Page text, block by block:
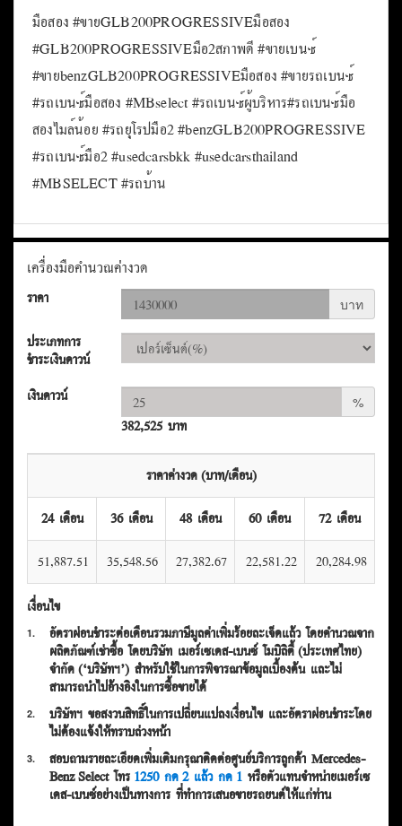
มือสอง #ขายGLB200PROGRESSIVEมือสอง
#GLB200PROGRESSIVEมือ2สภาพดี #ขายเบนซ์
#ขายbenzGLB200PROGRESSIVEมือสอง #ขายรถเบนซ์
#รถเบนซ์มือสอง #MBselect #รถเบนซ์ผู้บริหาร#รถเบนซ์มือ
สองไมล์น้อย #รถยุโรปมือ2 #benzGLB200PROGRESSIVE
#รถเบนซ์มือ2 #usedcarsbkk #usedcarsthailand
#MBSELECT #รถบ้าน
เครื่องมือคำนวณค่างวด
ราคา บาท
ประเภทการ
ชำระเงินดาวน์
เงินดาวน์
%
382,525 บาท
ราคาค่างวด (บาท/เดือน)
24 เดือน
36 เดือน 48 เดือน 60 เดือน
72 เดือน
51,887.51
35,548.56 27,382.67 22,581.22
20,284.98
เงื่อนไข
1. อัตราผ่อนชำระต่อเดือนรวมภาษีมูลค่าเพิ่มร้อยละเจ็ดแล้ว โดยคำนวณจาก
ผลิตภัณฑ์เช่าซื้อ โดยบริษัท เมอร์เซเดส-เบนซ์ โมบิลิตี้ (ประเทศไทย)
จำกัด (‘บริษัทฯ’) สำหรับใช้ในการพิจารณาข้อมูลเบื้องต้น และไม่
สามารถนำไปอ้างอิงในการซื้อขายได้
2. บริษัทฯ ขอสงวนสิทธิ์ในการเปลี่ยนแปลงเงื่อนไข และอัตราผ่อนชำระโดย
ไม่ต้องแจ้งให้ทราบล่วงหน้า
3. สอบถามรายละเอียดเพิ่มเติมกรุณาติดต่อศูนย์บริการลูกค้า Mercedes-
Benz Select โทร1250 กด 2 แล้ว กด 1 หรือตัวแทนจำหน่ายเมอร์เซ
เดส-เบนซ์อย่างเป็นทางการ ที่ทำการเสนอขายรถยนต์ให้แก่ท่าน